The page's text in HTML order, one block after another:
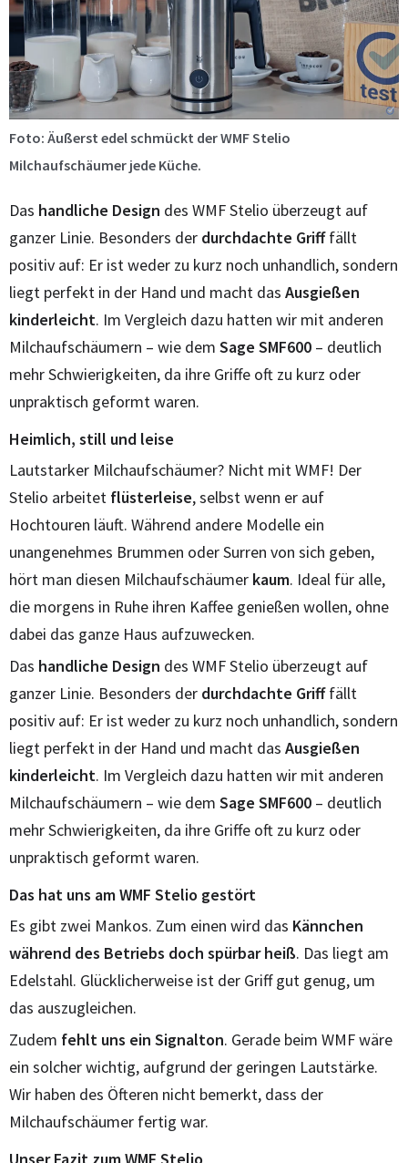
Foto: Äußerst edel schmückt der WMF Stelio
Milchaufschäumer jede Küche.
Das handliche Design des WMF Stelio überzeugt auf
ganzer Linie. Besonders der durchdachte Grifffällt
positiv auf: Er ist weder zu kurz noch unhandlich, sondern
liegt perfekt in der Hand und macht das Ausgießen
kinderleicht. Im Vergleich dazu hatten wir mit anderen
Milchaufschäumern – wie dem Sage SMF600 – deutlich
mehr Schwierigkeiten, da ihre Griffe oft zu kurz oder
unpraktisch geformt waren.
Heimlich, still und leise
Lautstarker Milchaufschäumer? Nicht mit WMF! Der
Stelio arbeitet flüsterleise, selbst wenn er auf
Hochtouren läuft. Während andere Modelle ein
unangenehmes Brummen oder Surren von sich geben,
hört man diesen Milchaufschäumer kaum. Ideal für alle,
die morgens in Ruhe ihren Kaffee genießen wollen, ohne
dabei das ganze Haus aufzuwecken.
Das handliche Design des WMF Stelio überzeugt auf
ganzer Linie. Besonders der durchdachte Grifffällt
positiv auf: Er ist weder zu kurz noch unhandlich, sondern
liegt perfekt in der Hand und macht das Ausgießen
kinderleicht. Im Vergleich dazu hatten wir mit anderen
Milchaufschäumern – wie dem Sage SMF600 – deutlich
mehr Schwierigkeiten, da ihre Griffe oft zu kurz oder
unpraktisch geformt waren.
Das hat uns am WMF Stelio gestört
Es gibt zwei Mankos. Zum einen wird das Kännchen
während des Betriebs doch spürbar heiß. Das liegt am
Edelstahl. Glücklicherweise ist der Griff gut genug, um
das auszugleichen.
Zudem fehlt uns ein Signalton. Gerade beim WMF wäre
ein solcher wichtig, aufgrund der geringen Lautstärke.
Wir haben des Öfteren nicht bemerkt, dass der
Milchaufschäumer fertig war.
Unser Fazit zum WMF Stelio